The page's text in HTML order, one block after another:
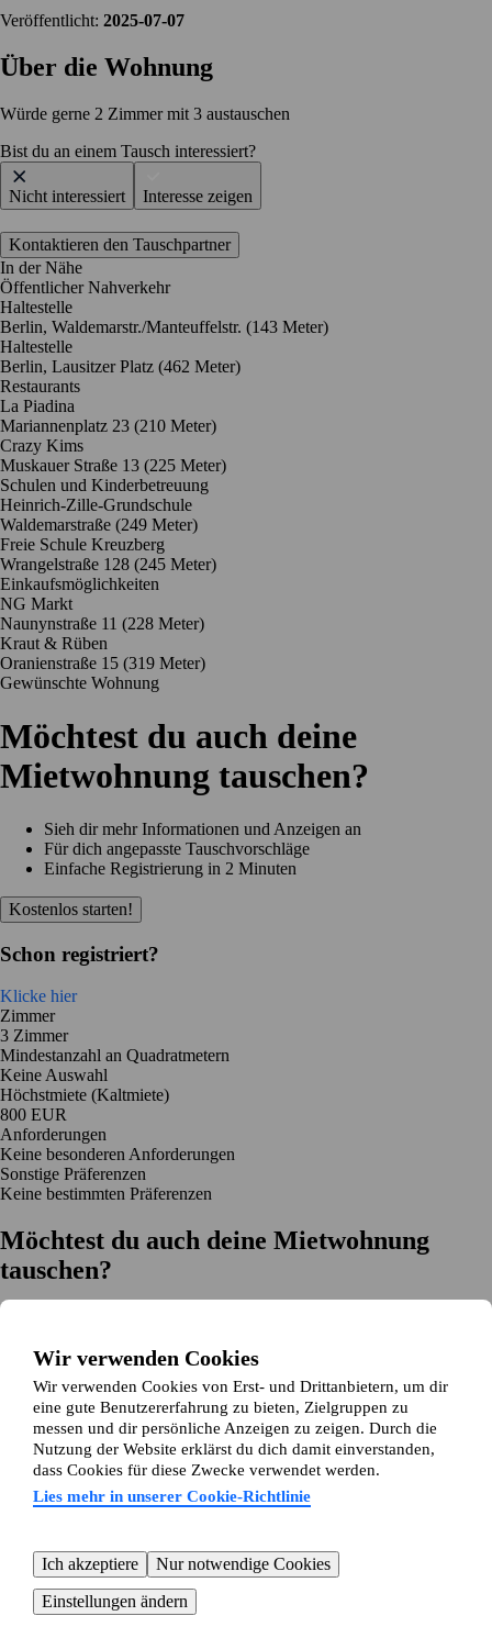
Wir verwenden Cookies
Wir verwenden Cookies von Erst- und Drittanbietern, um dir
eine gute Benutzererfahrung zu bieten, Zielgruppen zu
messen und dir persönliche Anzeigen zu zeigen. Durch die
Nutzung der Website erklärst du dich damit einverstanden,
dass Cookies für diese Zwecke verwendet werden.
Lies mehr in unserer Cookie-Richtlinie
Ich akzeptiere
Nur notwendige Cookies
Einstellungen ändern
Veröffentlicht: 2025-07-07
Über die Wohnung
Würde gerne 2 Zimmer mit 3 austauschen
Bist du an einem Tausch interessiert?
Nicht interessiert Interesse zeigen
Kontaktieren den Tauschpartner
In der Nähe
Öffentlicher Nahverkehr
Haltestelle
Berlin, Waldemarstr./Manteuffelstr. (143 Meter)
Haltestelle
Berlin, Lausitzer Platz (462 Meter)
Restaurants
La Piadina
Mariannenplatz 23 (210 Meter)
Crazy Kims
Muskauer Straße 13 (225 Meter)
Schulen und Kinderbetreuung
Heinrich-Zille-Grundschule
Waldemarstraße (249 Meter)
Freie Schule Kreuzberg
Wrangelstraße 128 (245 Meter)
Einkaufsmöglichkeiten
NG Markt
Naunynstraße 11 (228 Meter)
Kraut & Rüben
Oranienstraße 15 (319 Meter)
Gewünschte Wohnung
Möchtest du auch deine
Mietwohnung tauschen?
Sieh dir mehr Informationen und Anzeigen an
Für dich angepasste Tauschvorschläge
Einfache Registrierung in 2 Minuten
Kostenlos starten!
Schon registriert?
Klicke hier
Zimmer
3 Zimmer
Mindestanzahl an Quadratmetern
Keine Auswahl
Höchstmiete (Kaltmiete)
800 EUR
Anforderungen
Keine besonderen Anforderungen
Sonstige Präferenzen
Keine bestimmten Präferenzen
Möchtest du auch deine Mietwohnung
tauschen?
Einfache Registrierung in 2 Minuten
Jetzt gratis loslegen
Loslegen
Jetzt gratis loslegen Anzeigen suchenAnmelden
Mehr lesen
Neuigkeiten und Tipps
Über Wohnungsswap.de
Kundenservice
Hilfe
E-Mail-Adresse:info@wohnungsswap.de